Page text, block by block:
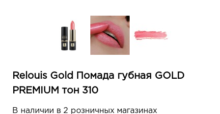
Relouis Gold Помада губная GOLD
PREMIUM тон 310
В наличии в 2 розничных магазинах